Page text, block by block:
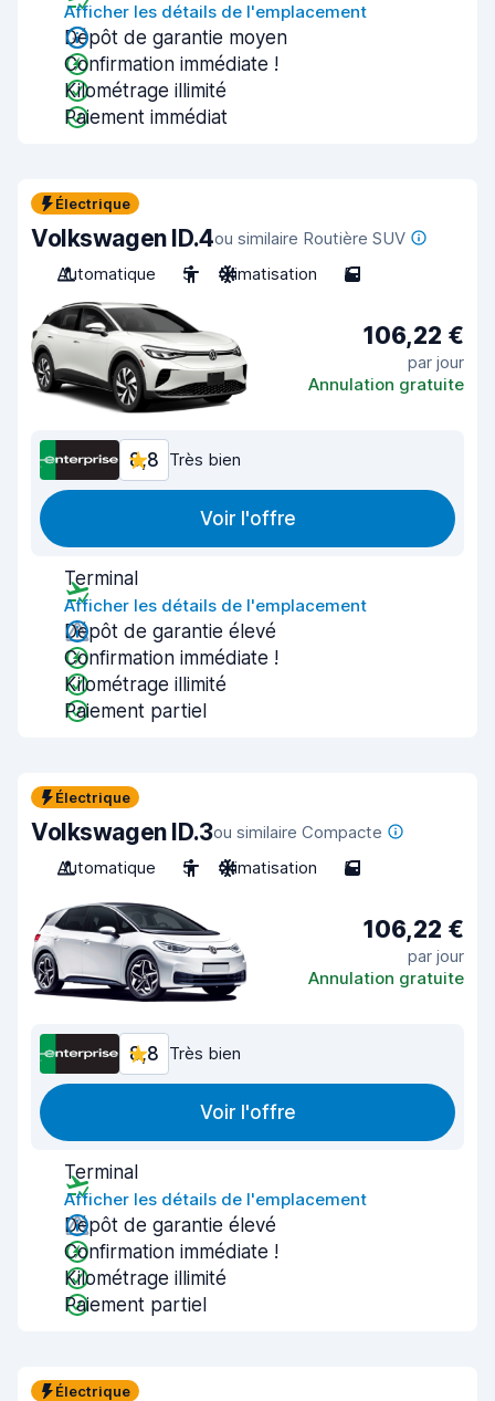
Afficher les détails de l'emplacement
Dépôt de garantie moyen
Confirmation immédiate !
Kilométrage illimité
Paiement immédiat
Électrique
Volkswagen ID.4ou similaire Routière SUV
Automatique
5 Climatisation 5
106,22 €
par jour
Annulation gratuite
8,8 Très bien
Voir l'offre
Terminal
Afficher les détails de l'emplacement
Dépôt de garantie élevé
Confirmation immédiate !
Kilométrage illimité
Paiement partiel
Électrique
Volkswagen ID.3ou similaire Compacte
Automatique
5 Climatisation 5
106,22 €
par jour
Annulation gratuite
8,8 Très bien
Voir l'offre
Terminal
Afficher les détails de l'emplacement
Dépôt de garantie élevé
Confirmation immédiate !
Kilométrage illimité
Paiement partiel
Électrique